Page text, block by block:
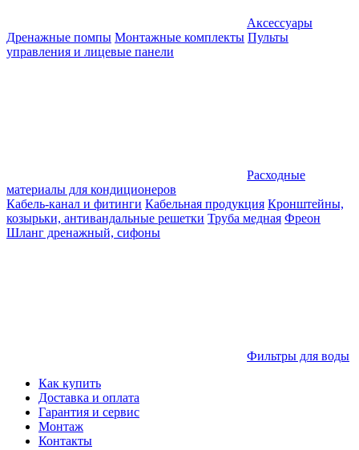
Аксессуары
Дренажные помпы Монтажные комплекты Пульты
управления и лицевые панели
Расходные
материалы для кондиционеров
Кабель-канал и фитинги Кабельная продукция Кронштейны,
козырьки, антивандальные решетки Труба медная Фреон
Шланг дренажный, сифоны
Фильтры для воды
Как купить
Доставка и оплата
Гарантия и сервис
Монтаж
Контакты